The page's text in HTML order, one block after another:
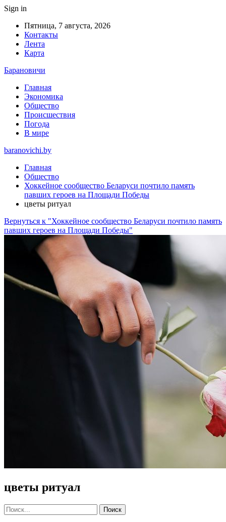
Sign in
Пятница, 7 августа, 2026
Контакты
Лента
Карта
Барановичи
Главная
Экономика
Общество
Происшествия
Погода
В мире
baranovichi.by
Главная
Общество
Хоккейное сообщество Беларуси почтило память
павших героев на Площади Победы
цветы ритуал
Вернуться к "Хоккейное сообщество Беларуси почтило память
павших героев на Площади Победы"
цветы ритуал